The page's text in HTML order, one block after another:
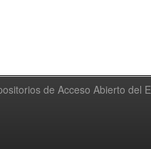
de Acceso Abierto del